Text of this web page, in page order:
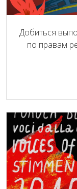
Добиться
по правам